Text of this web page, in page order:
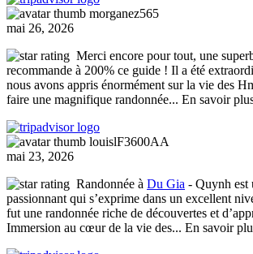
morganez565
mai 26, 2026
Merci encore pour tout, une
recommande à 200% ce guide ! Il a été
nous avons appris énormément sur la vie des
faire une magnifique randonnée... En savoir
louislF3600AA
mai 23, 2026
Randonnée à Du Gia - Quynh est
passionnant qui s’exprime dans un excellent
fut une randonnée riche de découvertes et
Immersion au cœur de la vie des... En savoir